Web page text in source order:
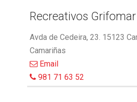
Recreativos Grifomar
Avda de Cedeira, 23. 15123
Camariñas
Email
981 71 63 52